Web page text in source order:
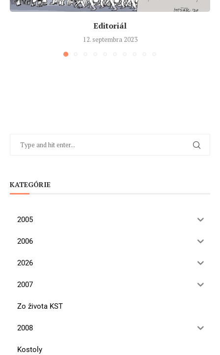
Editoriál
12. septembra 2023
KATEGÓRIE
2005
2006
2026
2007
Zo života KST
2008
Kostoly